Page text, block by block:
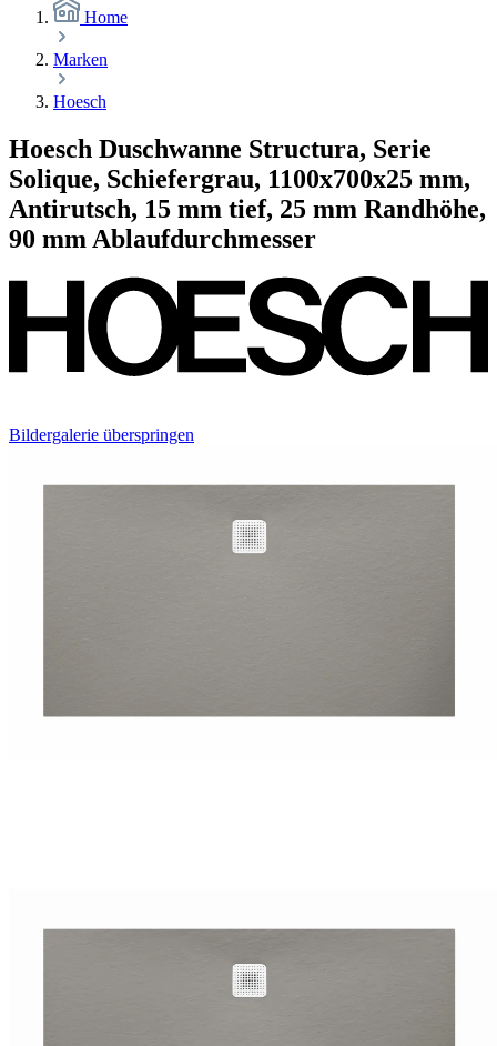
Home
Marken
Hoesch
Hoesch Duschwanne Structura, Serie
Solique, Schiefergrau, 1100x700x25 mm,
Antirutsch, 15 mm tief, 25 mm Randhöhe,
90 mm Ablaufdurchmesser
Bildergalerie überspringen